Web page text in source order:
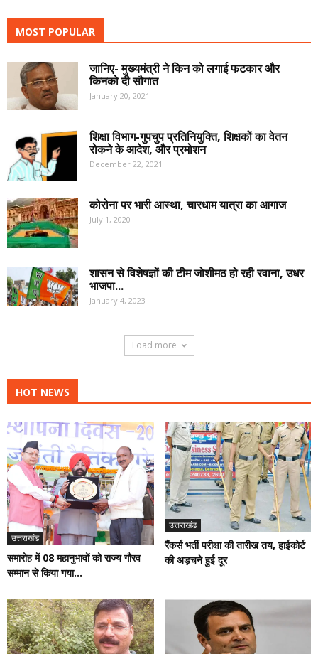
MOST POPULAR
जानिए- मुख्यमंत्री ने किन को लगाई फटकार और
किनको दी सौगात
January 20, 2021
शिक्षा विभाग-गुपचुप प्रतिनियुक्ति, शिक्षकों का वेतन
रोकने के आदेश, और प्रमोशन
December 22, 2021
कोरोना पर भारी आस्था, चारधाम यात्रा का आगाज
July 1, 2020
शासन से विशेषज्ञों की टीम जोशीमठ हो रही रवाना, उधर
भाजपा...
January 4, 2023
Load more
HOT NEWS
उत्तराखंड
समारोह में 08 महानुभावों को राज्य गौरव
सम्मान से किया गया...
उत्तराखंड
रैंकर्स भर्ती परीक्षा की तारीख तय, हाईकोर्ट
की अड़चने हुई दूर